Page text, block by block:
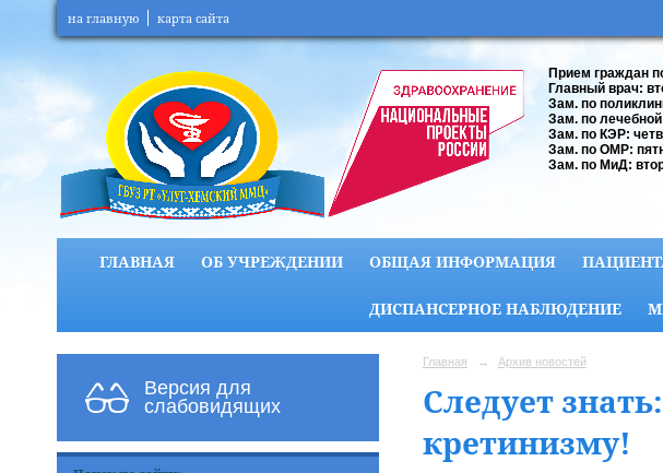
на главную карта сайта
Прием граждан
Главный врач:
Зам. по
Зам. по
Зам. по КЭР:
Зам. по ОМР:
Зам. по МиД:
ГЛАВНАЯ ОБ УЧРЕЖДЕНИИ ОБЩАЯ ИНФОРМАЦИЯ
ДИСПАНСЕРНОЕ НАБЛЮДЕНИЕ
Версия для
слабовидящих
Главная → Архив новостей
Следует
кретинизму!